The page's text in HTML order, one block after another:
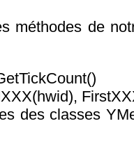
méthodes de
des classes